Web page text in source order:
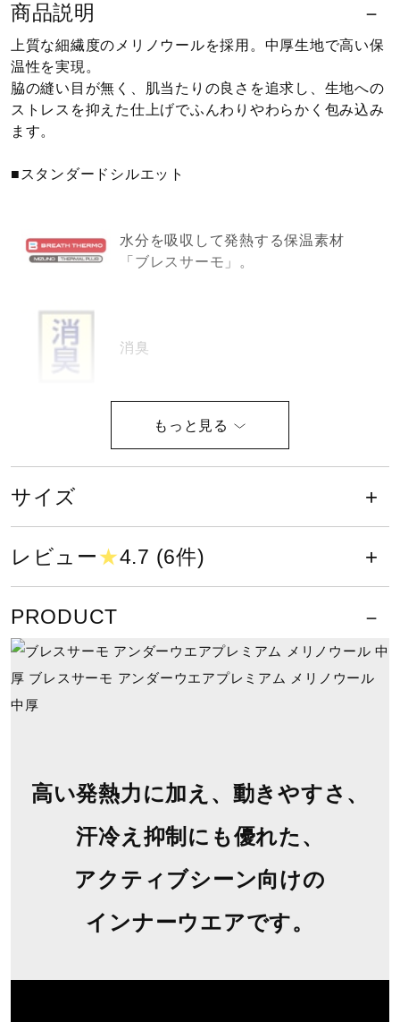
コラボ／ライセンス
セール
その他
サポート
取扱店一覧
商品説明
上質な細繊度のメリノウールを採用。中厚生地で高い保
温性を実現。
脇の縫い目が無く、肌当たりの良さを追求し、生地への
ストレスを抑えた仕上げでふんわりやわらかく包み込み
ます。
■スタンダードシルエット
水分を吸収して発熱する保温素材
「ブレスサーモ」。
消臭
ストレッチ性が優れていることを示
し、動きをよりスムーズにし、不快
液温は30℃を限度とし、洗濯機で弱
い洗濯ができる
塩素系及び酸素系漂白剤の使用禁止
タンブル乾燥禁止
底面温度120℃を限度としてアイロ
ン仕上げができる
サイズ
レビュー★4.7 (6件)
PRODUCT
⾼い発熱⼒に加え、動きやすさ、
汗冷え抑制にも優れた、
アクティブシーン向けの
インナーウエアです。